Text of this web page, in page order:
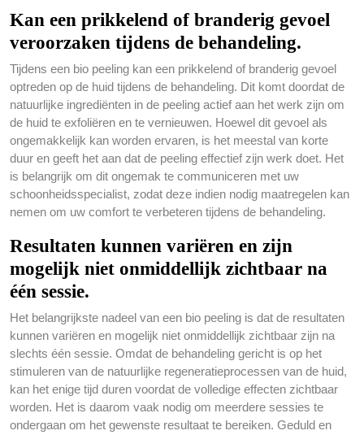
Kan een prikkelend of branderig gevoel
veroorzaken tijdens de behandeling.
Tijdens een bio peeling kan een prikkelend of branderig gevoel
optreden op de huid tijdens de behandeling. Dit komt doordat de
natuurlijke ingrediënten in de peeling actief aan het werk zijn om
de huid te exfoliëren en te vernieuwen. Hoewel dit gevoel als
ongemakkelijk kan worden ervaren, is het meestal van korte
duur en geeft het aan dat de peeling effectief zijn werk doet. Het
is belangrijk om dit ongemak te communiceren met uw
schoonheidsspecialist, zodat deze indien nodig maatregelen kan
nemen om uw comfort te verbeteren tijdens de behandeling.
Resultaten kunnen variëren en zijn
mogelijk niet onmiddellijk zichtbaar na
één sessie.
Het belangrijkste nadeel van een bio peeling is dat de resultaten
kunnen variëren en mogelijk niet onmiddellijk zichtbaar zijn na
slechts één sessie. Omdat de behandeling gericht is op het
stimuleren van de natuurlijke regeneratieprocessen van de huid,
kan het enige tijd duren voordat de volledige effecten zichtbaar
worden. Het is daarom vaak nodig om meerdere sessies te
ondergaan om het gewenste resultaat te bereiken. Geduld en